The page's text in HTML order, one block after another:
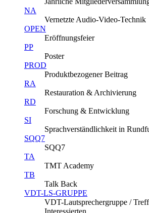
NA
Vernetzte Audio-Video-Technik
OPEN
Eröffnungsfeier
PP
Poster
PROD
Produktbezogener Beitrag
RA
Restauration & Archivierung
RD
Forschung & Entwicklung
SI
Sprachverständlichkeit in
SQQ7
SQQ7
TA
TMT Academy
TB
Talk Back
VDT-LS-GRUPPE
VDT-Lautsprechergruppe /